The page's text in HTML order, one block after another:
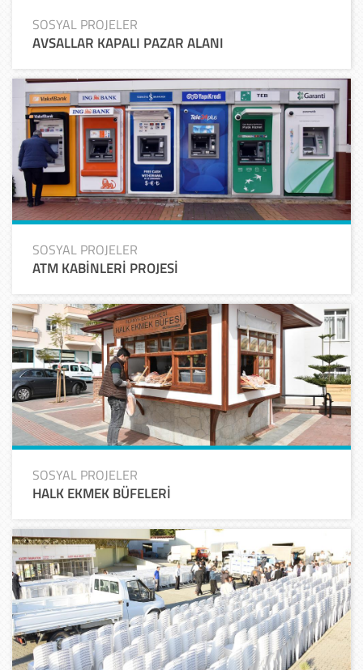
SOSYAL PROJELER
AVSALLAR KAPALI PAZAR ALANI
SOSYAL PROJELER
ATM KABİNLERİ PROJESİ
SOSYAL PROJELER
HALK EKMEK BÜFELERİ